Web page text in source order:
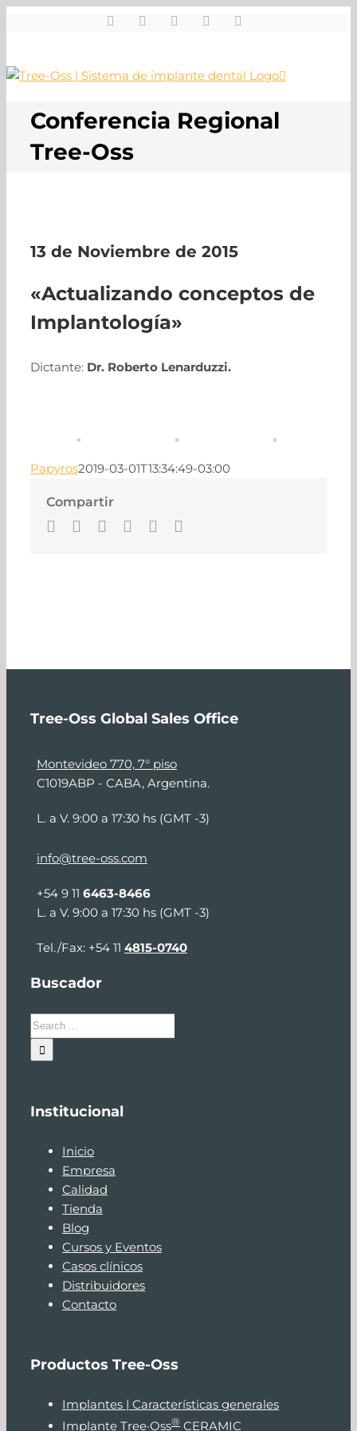
FacebookInstagramTwitter Youtube
Conferencia Regional
Tree-Oss
13 de Noviembre de 2015
«Actualizando conceptos de
Implantología»
Dictante: Dr. Roberto Lenarduzzi.
Papyros2019-03-01T13:34:49-03:00
Compartir
FacebookTwitterLinkedInWhatsappPinterest
Tree-Oss Global Sales Office
Montevideo 770, 7° piso
C1019ABP - CABA, Argentina.
L. a V. 9:00 a 17:30 hs (GMT -3)
info@tree-oss.com
+54 9 11 6463-8466
L. a V. 9:00 a 17:30 hs (GMT -3)
Tel./Fax: +54 11 4815-0740
Buscador
Search
for:
Institucional
Inicio
Empresa
Calidad
Tienda
Blog
Cursos y Eventos
Casos clínicos
Distribuidores
Contacto
Productos Tree-Oss
Implantes | Características generales
Implante Tree·Oss® CERAMIC